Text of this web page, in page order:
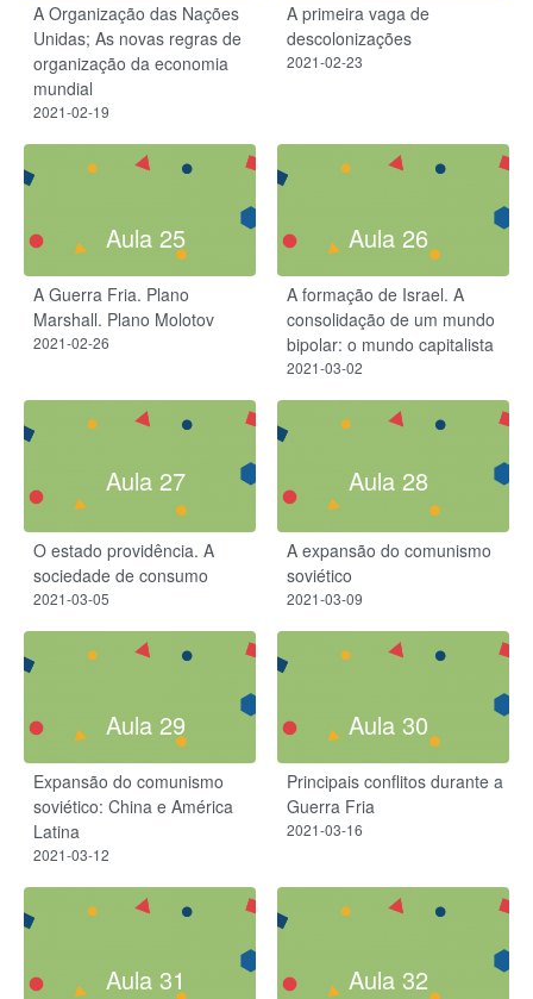
A Organização das Nações
Unidas; As novas regras de
organização da economia
mundial
2021-02-19
A primeira vaga de
descolonizações
2021-02-23
Aula 25
A Guerra Fria. Plano
Marshall. Plano Molotov
2021-02-26
Aula 26
A formação de Israel. A
consolidação de um mundo
bipolar: o mundo capitalista
2021-03-02
Aula 27
O estado providência. A
sociedade de consumo
2021-03-05
Aula 28
A expansão do comunismo
soviético
2021-03-09
Aula 29
Expansão do comunismo
soviético: China e América
Latina
2021-03-12
Aula 30
Principais conflitos durante a
Guerra Fria
2021-03-16
Aula 31 Aula 32